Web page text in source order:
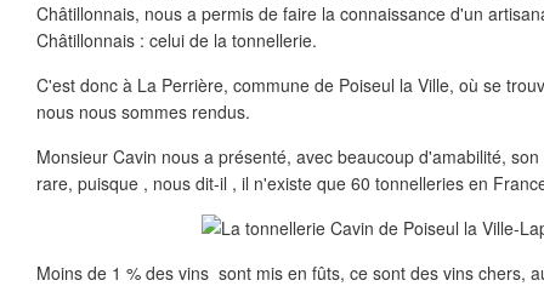
Châtillonnais, nous a permis de faire la connaissance d'un
Châtillonnais : celui de la tonnellerie.
C'est donc à La Perrière, commune de Poiseul la Ville, où se
nous nous sommes rendus.
Monsieur Cavin nous a présenté, avec beaucoup d'amabilité,
rare, puisque , nous dit-il , il n'existe que 60 tonnelleries en
Moins de 1 % des vins sont mis en fûts, ce sont des vins chers,